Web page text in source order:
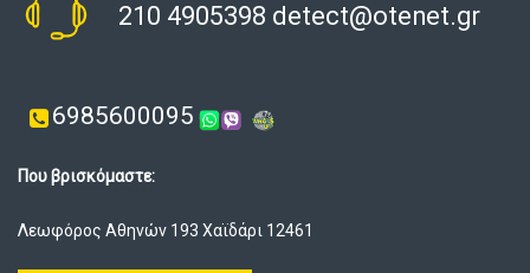
210 4905398 detect@otenet.gr
6985600095
Που βρισκόμαστε:
Λεωφόρος Αθηνών 193 Χαϊδάρι 12461